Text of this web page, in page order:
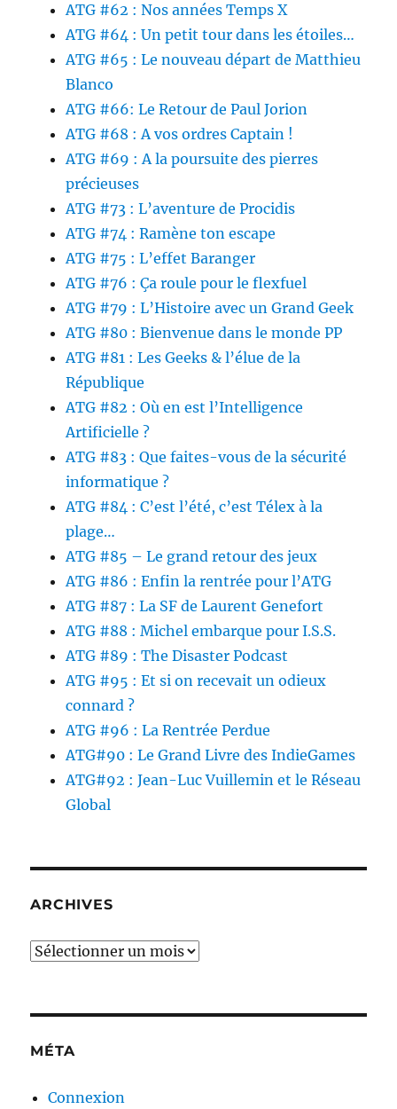
ATG #62 : Nos années Temps X
ATG #64 : Un petit tour dans les étoiles…
ATG #65 : Le nouveau départ de Matthieu
Blanco
ATG #66: Le Retour de Paul Jorion
ATG #68 : A vos ordres Captain !
ATG #69 : A la poursuite des pierres
précieuses
ATG #73 : L’aventure de Procidis
ATG #74 : Ramène ton escape
ATG #75 : L’effet Baranger
ATG #76 : Ça roule pour le flexfuel
ATG #79 : L’Histoire avec un Grand Geek
ATG #80 : Bienvenue dans le monde PP
ATG #81 : Les Geeks & l’élue de la
République
ATG #82 : Où en est l’Intelligence
Artificielle ?
ATG #83 : Que faites-vous de la sécurité
informatique ?
ATG #84 : C’est l’été, c’est Télex à la
plage…
ATG #85 – Le grand retour des jeux
ATG #86 : Enfin la rentrée pour l’ATG
ATG #87 : La SF de Laurent Genefort
ATG #88 : Michel embarque pour I.S.S.
ATG #89 : The Disaster Podcast
ATG #95 : Et si on recevait un odieux
connard ?
ATG #96 : La Rentrée Perdue
ATG#90 : Le Grand Livre des IndieGames
ATG#92 : Jean-Luc Vuillemin et le Réseau
Global
ARCHIVES
Archives
MÉTA
Connexion